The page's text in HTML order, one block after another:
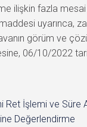
ilişkin fazla
uyarınca,
görüm ve
06/10/2022
Ret İşlemi ve Süre
Değerlendirme